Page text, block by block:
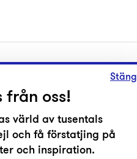
Stäng
från oss!
värld av tusentals
och få förstatjing på
och inspiration.